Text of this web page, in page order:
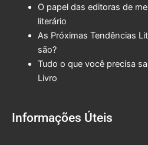
O papel das editoras de
literário
As Próximas Tendências
são?
Tudo o que você precisa
Livro
Informações Úteis